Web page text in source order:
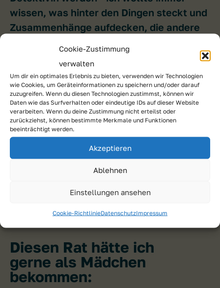
Cookie-Zustimmung
verwalten
Um dir ein optimales Erlebnis zu bieten, verwenden wir Technologien
wie Cookies, um Geräteinformationen zu speichern und/oder darauf
zuzugreifen. Wenn du diesen Technologien zustimmst, können wir
Daten wie das Surfverhalten oder eindeutige IDs auf dieser Website
verarbeiten. Wenn du deine Zustimmung nicht erteilst oder
zurückziehst, können bestimmte Merkmale und Funktionen
beeinträchtigt werden.
Akzeptieren
Ablehnen
Einstellungen ansehen
Cookie-RichtlinieDatenschutzImpressum
wissen, was hinter den Dingen steckt und
Zusammenhänge aufdecken, die andere
In meiner Freizeit mache
ich gerne...
Sport und aktive Zeit mit meiner Familie
und Freunden sind mein Ausgleich - unser
Familienhund sorgt dabei für viele lustige
Momente. Ich koche leidenschaftlich
anderen, unsere Küche wird dann schnell
zum lebhaften Treffpunkt.
Diesen Rat hätte ich
gerne als Mädchen
bekommen: